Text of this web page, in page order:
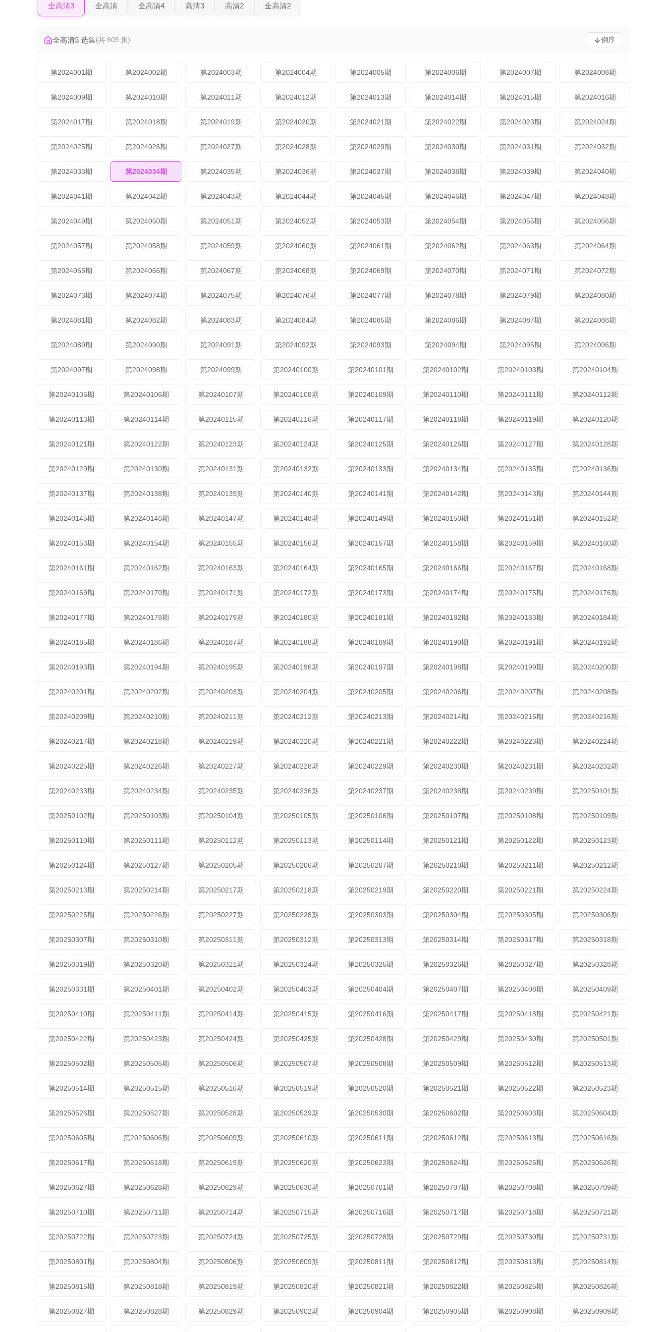
全高清3 全高清 全高清4 高清3 高清2 全高清2
全高清3 选集(共 609 集) 倒序
第2024001期 第2024002期 第2024003期 第2024004期 第2024005期 第2024006期 第2024007期 第2024008期
第2024009期 第2024010期 第2024011期 第2024012期 第2024013期 第2024014期 第2024015期 第2024016期
第2024017期 第2024018期 第2024019期 第2024020期 第2024021期 第2024022期 第2024023期 第2024024期
第2024025期 第2024026期 第2024027期 第2024028期 第2024029期 第2024030期 第2024031期 第2024032期
第2024033期 第2024034期 第2024035期 第2024036期 第2024037期 第2024038期 第2024039期 第2024040期
第2024041期 第2024042期 第2024043期 第2024044期 第2024045期 第2024046期 第2024047期 第2024048期
第2024049期 第2024050期 第2024051期 第2024052期 第2024053期 第2024054期 第2024055期 第2024056期
第2024057期 第2024058期 第2024059期 第2024060期 第2024061期 第2024062期 第2024063期 第2024064期
第2024065期 第2024066期 第2024067期 第2024068期 第2024069期 第2024070期 第2024071期 第2024072期
第2024073期 第2024074期 第2024075期 第2024076期 第2024077期 第2024078期 第2024079期 第2024080期
第2024081期 第2024082期 第2024083期 第2024084期 第2024085期 第2024086期 第2024087期 第2024088期
第2024089期 第2024090期 第2024091期 第2024092期 第2024093期 第2024094期 第2024095期 第2024096期
第2024097期 第2024098期 第2024099期 第20240100期 第20240101期 第20240102期 第20240103期 第20240104期
第20240105期 第20240106期 第20240107期 第20240108期 第20240109期 第20240110期 第20240111期 第20240112期
第20240113期 第20240114期 第20240115期 第20240116期 第20240117期 第20240118期 第20240119期 第20240120期
第20240121期 第20240122期 第20240123期 第20240124期 第20240125期 第20240126期 第20240127期 第20240128期
第20240129期 第20240130期 第20240131期 第20240132期 第20240133期 第20240134期 第20240135期 第20240136期
第20240137期 第20240138期 第20240139期 第20240140期 第20240141期 第20240142期 第20240143期 第20240144期
第20240145期 第20240146期 第20240147期 第20240148期 第20240149期 第20240150期 第20240151期 第20240152期
第20240153期 第20240154期 第20240155期 第20240156期 第20240157期 第20240158期 第20240159期 第20240160期
第20240161期 第20240162期 第20240163期 第20240164期 第20240165期 第20240166期 第20240167期 第20240168期
第20240169期 第20240170期 第20240171期 第20240172期 第20240173期 第20240174期 第20240175期 第20240176期
第20240177期 第20240178期 第20240179期 第20240180期 第20240181期 第20240182期 第20240183期 第20240184期
第20240185期 第20240186期 第20240187期 第20240188期 第20240189期 第20240190期 第20240191期 第20240192期
第20240193期 第20240194期 第20240195期 第20240196期 第20240197期 第20240198期 第20240199期 第20240200期
第20240201期 第20240202期 第20240203期 第20240204期 第20240205期 第20240206期 第20240207期 第20240208期
第20240209期 第20240210期 第20240211期 第20240212期 第20240213期 第20240214期 第20240215期 第20240216期
第20240217期 第20240218期 第20240219期 第20240220期 第20240221期 第20240222期 第20240223期 第20240224期
第20240225期 第20240226期 第20240227期 第20240228期 第20240229期 第20240230期 第20240231期 第20240232期
第20240233期 第20240234期 第20240235期 第20240236期 第20240237期 第20240238期 第20240239期 第20250101期
第20250102期 第20250103期 第20250104期 第20250105期 第20250106期 第20250107期 第20250108期 第20250109期
第20250110期 第20250111期 第20250112期 第20250113期 第20250114期 第20250121期 第20250122期 第20250123期
第20250124期 第20250127期 第20250205期 第20250206期 第20250207期 第20250210期 第20250211期 第20250212期
第20250213期 第20250214期 第20250217期 第20250218期 第20250219期 第20250220期 第20250221期 第20250224期
第20250225期 第20250226期 第20250227期 第20250228期 第20250303期 第20250304期 第20250305期 第20250306期
第20250307期 第20250310期 第20250311期 第20250312期 第20250313期 第20250314期 第20250317期 第20250318期
第20250319期 第20250320期 第20250321期 第20250324期 第20250325期 第20250326期 第20250327期 第20250328期
第20250331期 第20250401期 第20250402期 第20250403期 第20250404期 第20250407期 第20250408期 第20250409期
第20250410期 第20250411期 第20250414期 第20250415期 第20250416期 第20250417期 第20250418期 第20250421期
第20250422期 第20250423期 第20250424期 第20250425期 第20250428期 第20250429期 第20250430期 第20250501期
第20250502期 第20250505期 第20250506期 第20250507期 第20250508期 第20250509期 第20250512期 第20250513期
第20250514期 第20250515期 第20250516期 第20250519期 第20250520期 第20250521期 第20250522期 第20250523期
第20250526期 第20250527期 第20250528期 第20250529期 第20250530期 第20250602期 第20250603期 第20250604期
第20250605期 第20250606期 第20250609期 第20250610期 第20250611期 第20250612期 第20250613期 第20250616期
第20250617期 第20250618期 第20250619期 第20250620期 第20250623期 第20250624期 第20250625期 第20250626期
第20250627期 第20250628期 第20250629期 第20250630期 第20250701期 第20250707期 第20250708期 第20250709期
第20250710期 第20250711期 第20250714期 第20250715期 第20250716期 第20250717期 第20250718期 第20250721期
第20250722期 第20250723期 第20250724期 第20250725期 第20250728期 第20250729期 第20250730期 第20250731期
第20250801期 第20250804期 第20250806期 第20250809期 第20250811期 第20250812期 第20250813期 第20250814期
第20250815期 第20250818期 第20250819期 第20250820期 第20250821期 第20250822期 第20250825期 第20250826期
第20250827期 第20250828期 第20250829期 第20250902期 第20250904期 第20250905期 第20250908期 第20250909期